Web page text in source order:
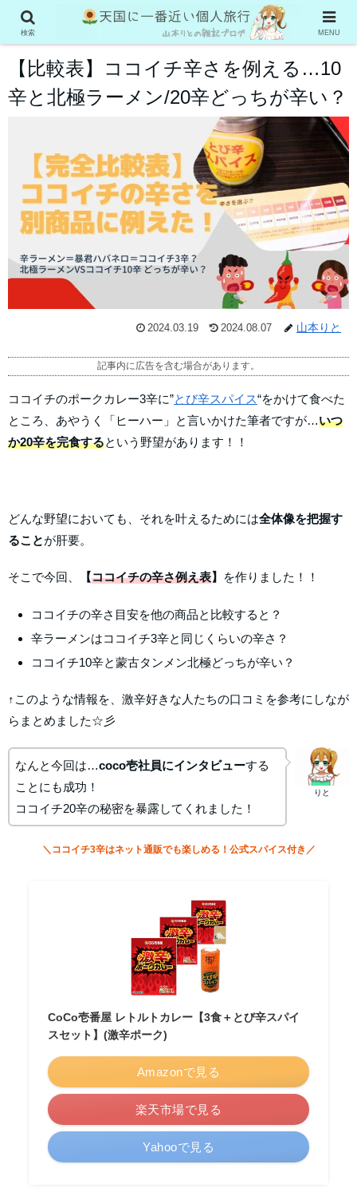
グルメ系
【比較表】ココイチ辛さを例える…10
辛と北極ラーメン/20辛どっちが辛い？
2024.03.19 2024.08.07 山本りと
記事内に広告を含む場合があります。
ココイチのポークカレー3辛に”とび辛スパイス“をかけて食べた
ところ、あやうく「ヒーハー」と言いかけた筆者ですが…いつ
か20辛を完食するという野望があります！！
どんな野望においても、それを叶えるためには全体像を把握す
ることが肝要。
そこで今回、 【ココイチの辛さ例え表】 を作りました！！
ココイチの辛さ目安を他の商品と比較すると？
辛ラーメンはココイチ3辛と同じくらいの辛さ？
ココイチ10辛と蒙古タンメン北極どっちが辛い？
↑このような情報を、激辛好きな人たちの口コミを参考にしなが
らまとめました☆彡
りと
なんと今回は…coco壱社員にインタビューする
ことにも成功！
ココイチ20辛の秘密を暴露してくれました！
＼ココイチ3辛はネット通販でも楽しめる！公式スパイス付き／
CoCo壱番屋 レトルトカレー【3食＋とび辛スパイ
スセット】(激辛ポーク)
Amazonで見る
楽天市場で見る
Yahooで見る
検索 MENU